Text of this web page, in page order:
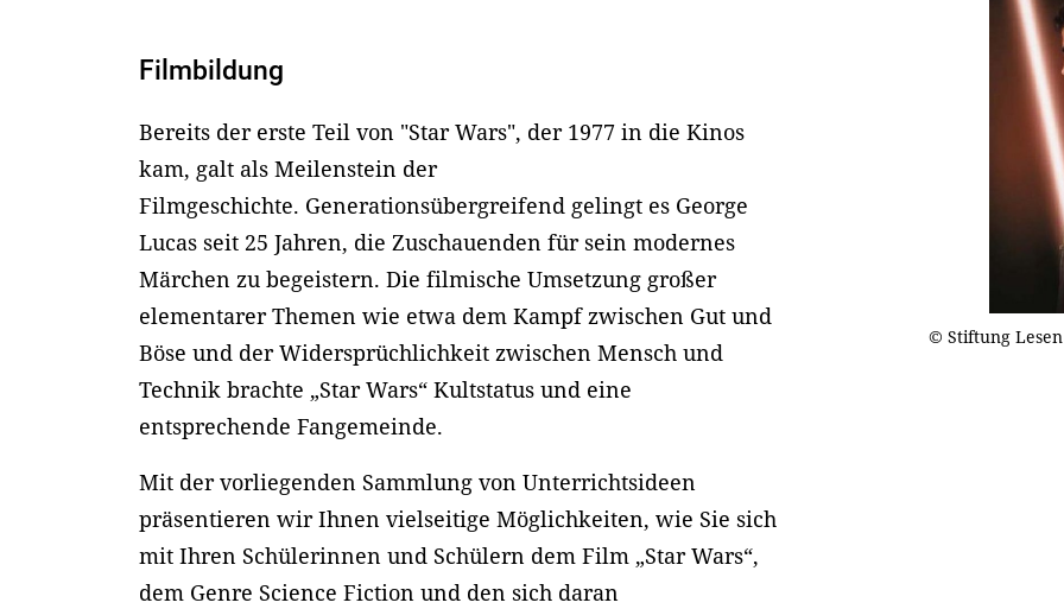
Filmbildung
Bereits der erste Teil von "Star Wars", der 1977 in die Kinos
kam, galt als Meilenstein der
Filmgeschichte. Generationsübergreifend gelingt es George
Lucas seit 25 Jahren, die Zuschauenden für sein modernes
Märchen zu begeistern. Die filmische Umsetzung großer
elementarer Themen wie etwa dem Kampf zwischen Gut und
Böse und der Widersprüchlichkeit zwischen Mensch und
Technik brachte „Star Wars“ Kultstatus und eine
entsprechende Fangemeinde.
Mit der vorliegenden Sammlung von Unterrichtsideen
präsentieren wir Ihnen vielseitige Möglichkeiten, wie Sie sich
mit Ihren Schülerinnen und Schülern dem Film „Star Wars“,
dem Genre Science Fiction und den sich daran
© Stiftung Lesen